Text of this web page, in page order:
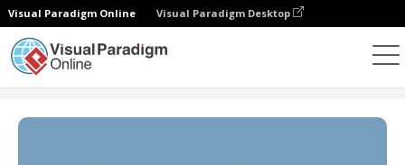
Visual Paradigm Online Visual Paradigm Desktop